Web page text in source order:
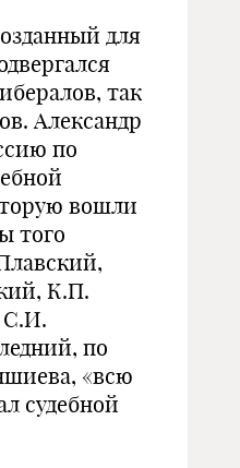
для
так
Александр
по
вошли
того
К.П.
С.И.
по
«всю
судебной